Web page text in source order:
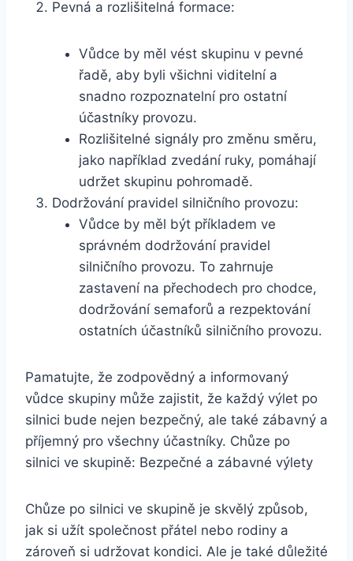
Pevná a rozlišitelná formace:
Vůdce by měl vést skupinu v pevné
řadě, aby byli všichni viditelní a
snadno rozpoznatelní pro ostatní
účastníky provozu.
Rozlišitelné signály pro změnu směru,
jako například zvedání ruky, pomáhají
udržet skupinu pohromadě.
Dodržování pravidel silničního provozu:
Vůdce by měl být příkladem ve
správném dodržování pravidel
silničního provozu. To zahrnuje
zastavení na přechodech pro chodce,
dodržování semaforů a rezpektování
ostatních účastníků silničního provozu.
Pamatujte, že zodpovědný a informovaný
vůdce skupiny může zajistit, že každý výlet po
silnici bude nejen bezpečný, ale také zábavný a
příjemný pro všechny účastníky. Chůze po
silnici ve skupině: Bezpečné a zábavné výlety
Chůze po silnici ve skupině je skvělý způsob,
jak si užít společnost přátel nebo rodiny a
zároveň si udržovat kondici. Ale je také důležité